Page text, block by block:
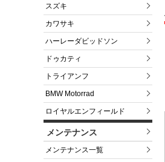
スズキ
カワサキ
ハーレーダビッドソン
ドゥカティ
トライアンフ
BMW Motorrad
ロイヤルエンフィールド
メンテナンス
メンテナンス一覧